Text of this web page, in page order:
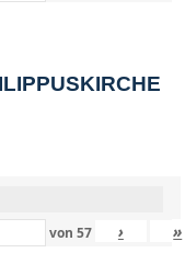
von 57 › »